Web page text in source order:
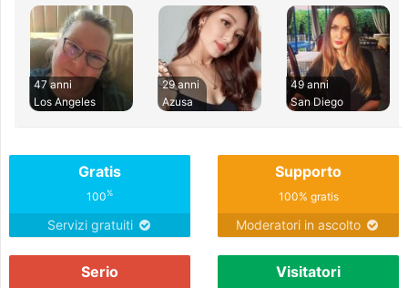
47 anni
Los Angeles
29 anni
Azusa
49 anni
San Diego
Gratis
100%
Servizi gratuiti
Supporto
100% gratis
Moderatori in ascolto
Serio Visitatori